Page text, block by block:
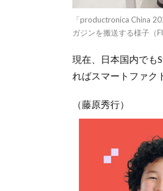
「productronica China
ガジンを搬送する様子（
現在、日本国内でも
ればスマートファク
（藤原秀行）